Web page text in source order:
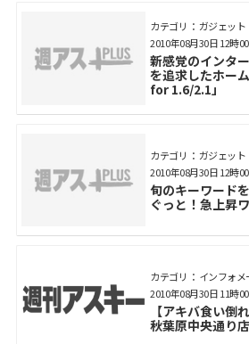
カテゴリ： ガジェット
新感覚のインタ
を追求したホー
for 1.6/2.1」
2010年08月30日 12時
カテゴリ： ガジェット
旬のキーワード
ぐっと！急上昇ワ
2010年08月30日 12時
カテゴリ： インフォメ
【アキバ食い倒
秋葉原中央通り店
2010年08月30日 11時